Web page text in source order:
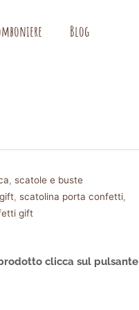
Blog
,scatole e buste
,scatolina porta confetti,
gift
clicca sul pulsante